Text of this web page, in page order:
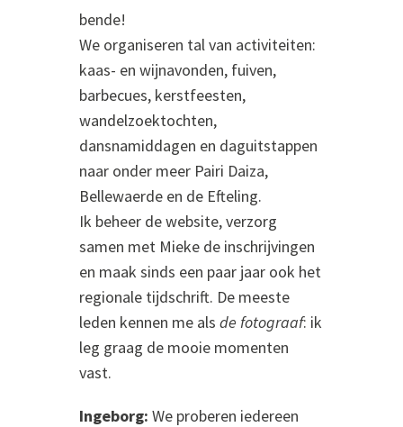
bende!
We organiseren tal van activiteiten:
kaas- en wijnavonden, fuiven,
barbecues, kerstfeesten,
wandelzoektochten,
dansnamiddagen en daguitstappen
naar onder meer Pairi Daiza,
Bellewaerde en de Efteling.
Ik beheer de website, verzorg
samen met Mieke de inschrijvingen
en maak sinds een paar jaar ook het
regionale tijdschrift. De meeste
leden kennen me als de fotograaf: ik
leg graag de mooie momenten
vast.
Ingeborg: We proberen iedereen